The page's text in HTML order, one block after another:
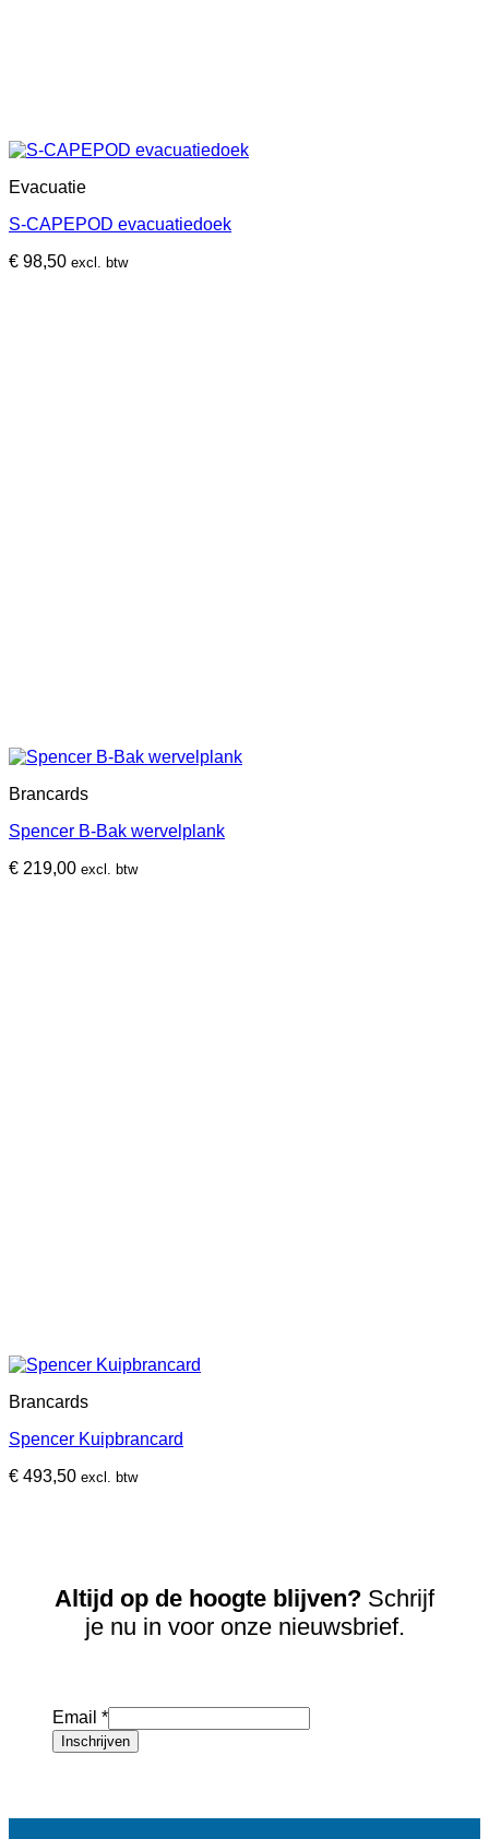
Evacuatie
S-CAPEPOD evacuatiedoek
€ 98,50 excl. btw
Brancards
Spencer B-Bak wervelplank
€ 219,00 excl. btw
Brancards
Spencer Kuipbrancard
€ 493,50 excl. btw
Altijd op de hoogte blijven? Schrijf
je nu in voor onze nieuwsbrief.
Email *
Inschrijven